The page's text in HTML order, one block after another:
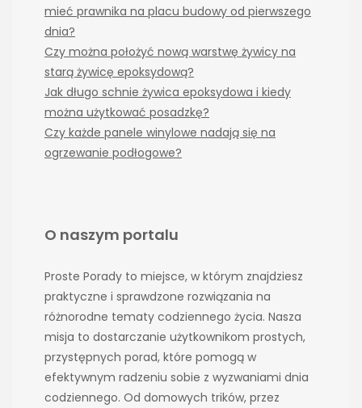
mieć prawnika na placu budowy od pierwszego
dnia?
Czy można położyć nową warstwę żywicy na
starą żywicę epoksydową?
Jak długo schnie żywica epoksydowa i kiedy
można użytkować posadzkę?
Czy każde panele winylowe nadają się na
ogrzewanie podłogowe?
O naszym portalu
Proste Porady to miejsce, w którym znajdziesz
praktyczne i sprawdzone rozwiązania na
różnorodne tematy codziennego życia. Nasza
misja to dostarczanie użytkownikom prostych,
przystępnych porad, które pomogą w
efektywnym radzeniu sobie z wyzwaniami dnia
codziennego. Od domowych trików, przez